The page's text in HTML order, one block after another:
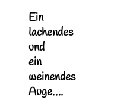
Ein
lachendes
und
ein
weinendes
Auge….